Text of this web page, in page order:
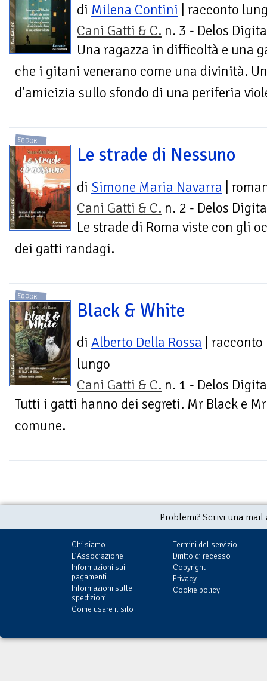
di Milena Contini | racconto
Cani Gatti & C. n. 3 - Delos
Una ragazza in difficoltà e una
che i gitani venerano come una divinità.
d’amicizia sullo sfondo di una periferia
EBOOK
Le strade di Nessuno
di Simone Maria Navarra |
Cani Gatti & C. n. 2 - Delos
Le strade di Roma viste con gli
dei gatti randagi.
EBOOK
Black & White
di Alberto Della Rossa | racconto
lungo
Cani Gatti & C. n. 1 - Delos
Tutti i gatti hanno dei segreti. Mr Black e
comune.
Problemi? Scrivi una
Chi siamo
L'Associazione
Informazioni sui
pagamenti
Informazioni sulle
spedizioni
Come usare il sito
Termini del servizio
Diritto di recesso
Copyright
Privacy
Cookie policy